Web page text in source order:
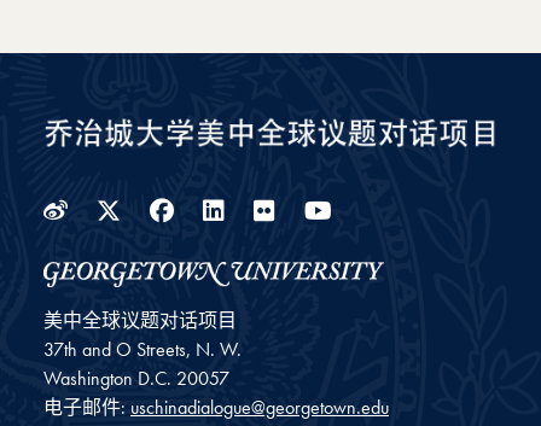
WeiboTwitter
Facebook
LinkedIn
Flickr
美中全球议题对话项目
37th and O Streets, N. W.
Washington D.C. 20057
电子邮件: uschinadialogue@georgetown.edu